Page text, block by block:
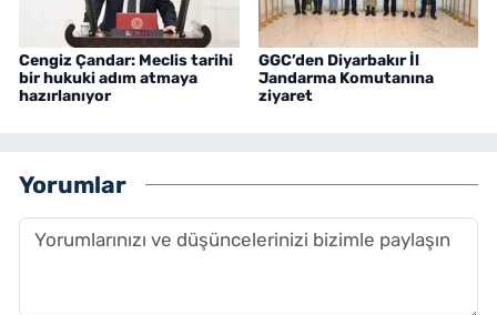
Cengiz Çandar: Meclis tarihi
bir hukuki adım atmaya
hazırlanıyor
GGC’den Diyarbakır İl
Jandarma Komutanına
ziyaret
Yorumlar